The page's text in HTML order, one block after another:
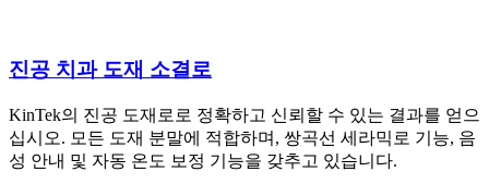
진공 치과 도재 소결로
KinTek의 진공 도재로로 정확하고 신뢰할 수 있는 결과를 얻으
십시오. 모든 도재 분말에 적합하며, 쌍곡선 세라믹로 기능, 음
성 안내 및 자동 온도 보정 기능을 갖추고 있습니다.